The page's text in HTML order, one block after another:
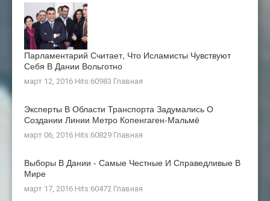
Парламентарий Считает, Что Исламисты Чувствуют
Себя В Дании Вольготно
март 12, 2016 Hits:60983 Главная
Эксперты В Области Транспорта Задумались О
Создании Линии Метро Копенгаген-Мальмё
март 06, 2016 Hits:60829 Главная
Выборы В Дании - Самые Честные И Справедливые В
Мире
март 17, 2016 Hits:60472 Главная